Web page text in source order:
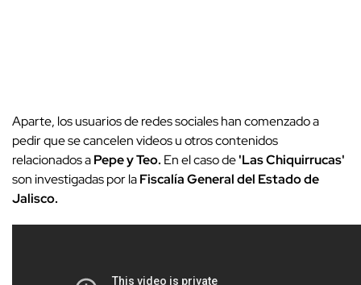
Aparte, los usuarios de redes sociales han comenzado a
pedir que se cancelen videos u otros contenidos
relacionados aPepe y Teo. En el caso de'Las Chiquirrucas'
son investigadas por laFiscalía General del Estado de
Jalisco.